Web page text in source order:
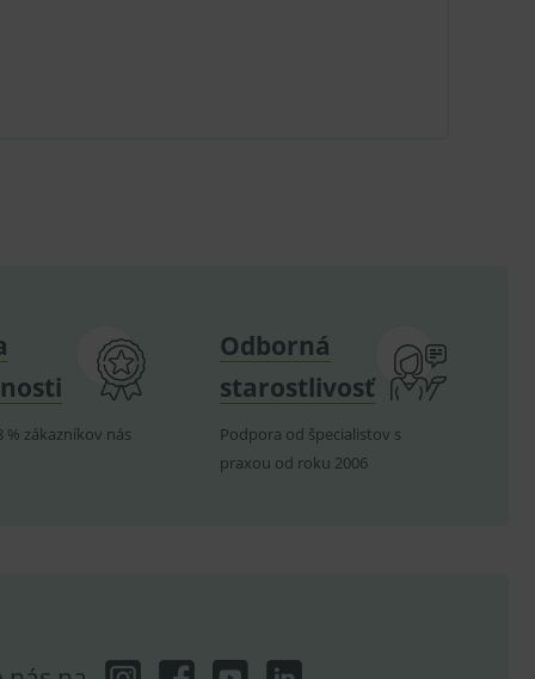
% zákazníkov nás
Odborná
starostlivosť
Podpora od špecialistov s
praxou od roku 2006
analytics.
reklamy.